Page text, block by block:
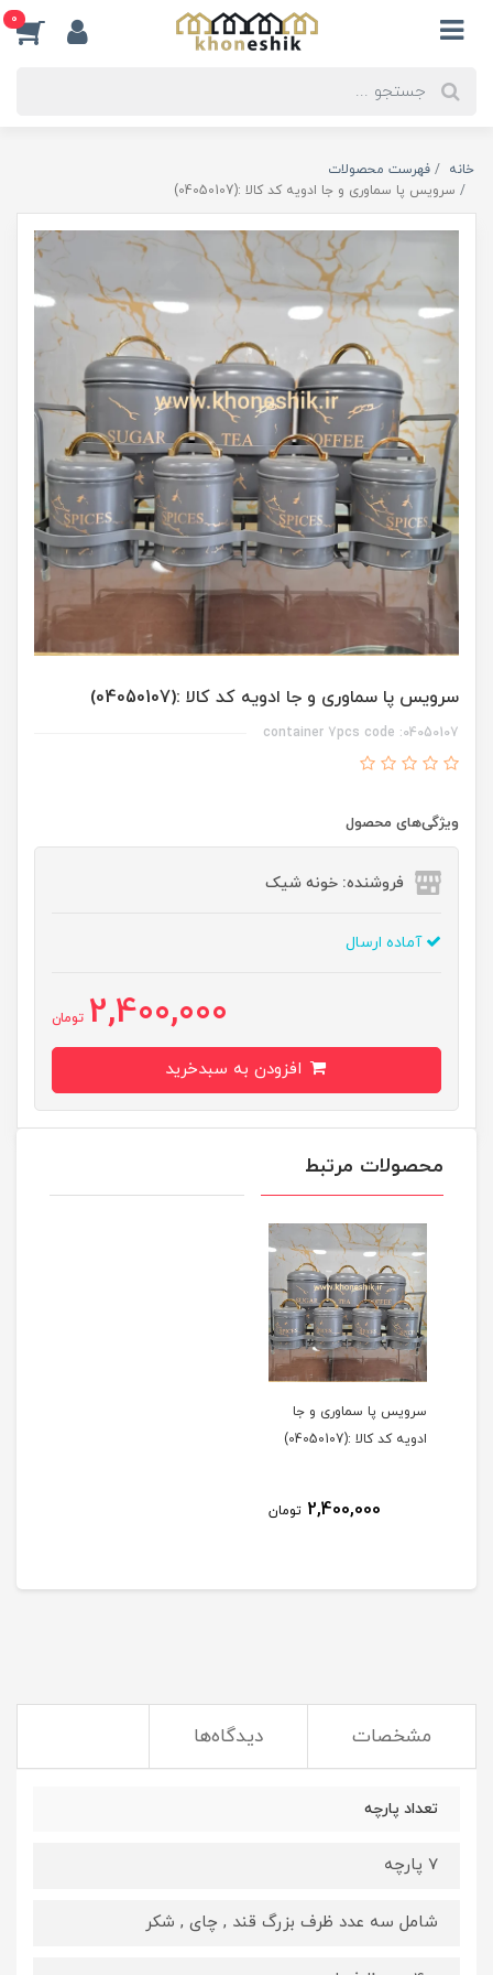
0
خانه
فهرست محصولات
سرویس پا سماوری و جا ادویه کد کالا :(04050107)
سرویس پا سماوری و جا ادویه کد کالا :(04050107)
04050107: container 7pcs code
ویژگی‌های محصول
فروشنده: خونه شیک
آماده ارسال
2,400,000 تومان
محصولات مرتبط
سرویس پا سماوری و جا
ادویه کد کالا :(04050107)
2,400,000 تومان
مشخصات دیدگاه‌ها
تعداد پارچه
7 پارچه
شامل سه عدد ظرف بزرگ قند , چای , شکر